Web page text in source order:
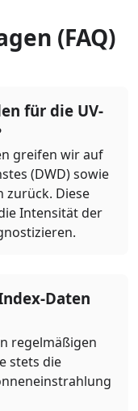
(FAQ)
für die UV-
greifen wir auf
(DWD) sowie
zurück. Diese
Intensität der
Daten
regelmäßigen
stets die